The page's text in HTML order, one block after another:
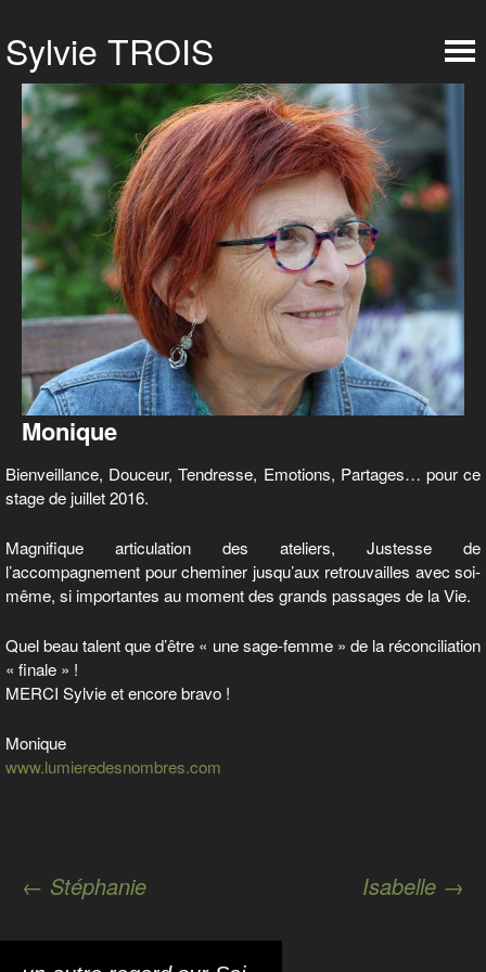
Monique
Bienveillance, Douceur, Tendresse, Emotions, Partages… pour ce
stage de juillet 2016.
Magnifique articulation des ateliers, Justesse de
l’accompagnement pour cheminer jusqu’aux retrouvailles avec soi-
même, si importantes au moment des grands passages de la Vie.
Quel beau talent que d’être « une sage-femme » de la réconciliation
« finale » !
MERCI Sylvie et encore bravo !
Monique
www.lumieredesnombres.com
Navigation
des
← Stéphanie Isabelle →